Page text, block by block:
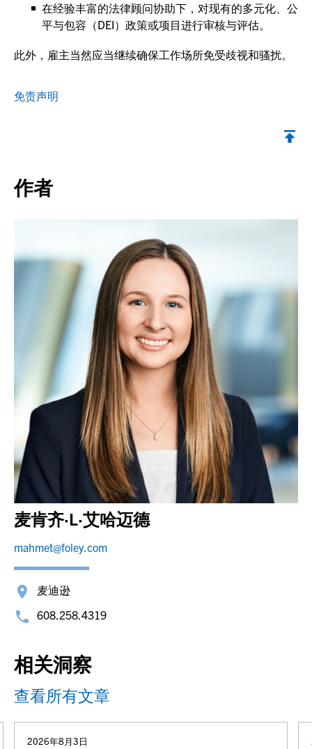
在经验丰富的法律顾问协助下，对现有的多元化、公
平与包容（DEI）政策或项目进行审核与评估。
此外，雇主当然应当继续确保工作场所免受歧视和骚扰。
免责声明
作者
麦肯齐·L·艾哈迈德
mahmet@foley.com
麦迪逊
608.258.4319
相关洞察
查看所有文章
2026年8月3日